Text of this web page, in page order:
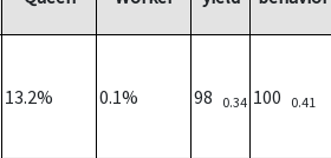
13.2% 0.1% 98 0.34 100 0.41